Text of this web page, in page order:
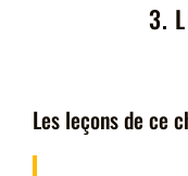
3.
Les leçons de ce